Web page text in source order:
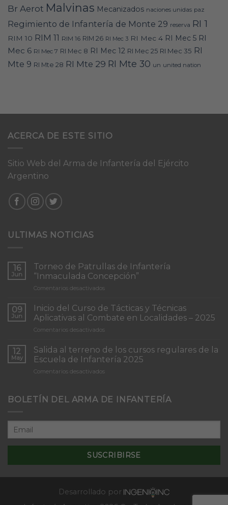
Br Aerot Malvinas Mecanizados naciones unidas paz
Regimiento de Infantería de Monte 29 reserva RI 1
RIM 10 RIM 11 RIM 16 RIM 26 RI Mec 3 RI Mec 4 RI Mec 5 RI
Mec 6 RI Mec 7 RI Mec 8 RI Mec 12 RI Mec 25 RI Mec 35 RI
Mte 9 RI Mte 28 RI Mte 29 RI Mte 30 un united nation
ACERCA DE ESTE SITIO
Sitio Web del Arma de Infantería del Ejército
Argentino
ULTIMAS NOTICIAS
16
Jun
Torneo de Patrullas de Infantería
“Inmaculada Concepción”
Comentarios desactivados
Patrullas
de
Infantería
Concepción”
09
Jun
Inicio del Curso de Tácticas y Técnicas
Aplicativas al Combate en Localidades – 2025
Comentarios desactivados
del
Curso
de
Tácticas
Aplicativas
12
May
Salida al terreno de los cursos regulares de la
Escuela de Infantería 2025
Comentarios desactivados
terreno
cursos
de
Escuela
de
BOLETÍN DEL ARMA DE INFANTERÍA
Desarrollado por